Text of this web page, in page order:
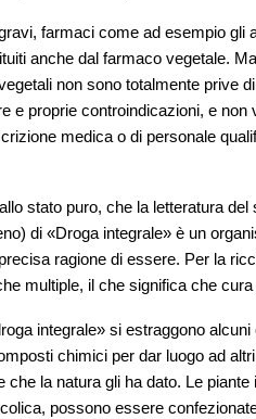
farmaci come ad esempio
anche dal farmaco vegetale.
non sono totalmente prive
e proprie controindicazioni, e
medica o di personale
stato puro, che la letteratura
di «Droga integrale» è un
ragione di essere. Per la
multiple, il che significa che
integrale» si estraggono
chimici per dar luogo ad
che la natura gli ha dato. Le
possono essere